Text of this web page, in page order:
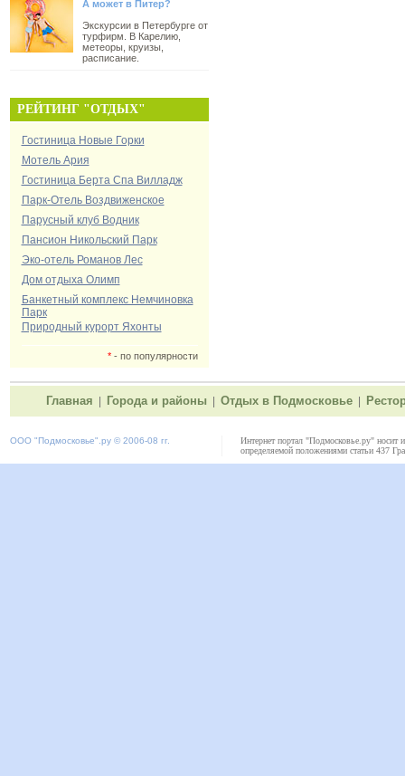
А может в Питер?
Экскурсии в Петербурге от
турфирм. В Карелию,
метеоры, круизы,
расписание.
РЕЙТИНГ "ОТДЫХ"
Гостиница Новые Горки
Мотель Ария
Гостиница Берта Спа Вилладж
Парк-Отель Воздвиженское
Парусный клуб Водник
Пансион Никольский Парк
Эко-отель Романов Лес
Дом отдыха Олимп
Банкетный комплекс Немчиновка
Парк
Природный курорт Яхонты
*- по популярности
Главная Города и районы Отдых в Подмосковье
ООО "Подмосковье" .ру © 2006-08 гг.
Интернет портал "Подмосковье.ру" носит
определяемой положениями статьи 437